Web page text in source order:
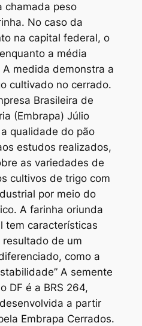
chamada peso
No caso da
na capital federal, o
a média
medida demonstra a
cultivado no cerrado.
Brasileira de
(Embrapa) Júlio
qualidade do pão
estudos realizados,
as variedades de
cultivos de trigo com
por meio do
A farinha oriunda
tem características
de um
como a
A semente
DF é a BRS 264,
a partir
Embrapa Cerrados.